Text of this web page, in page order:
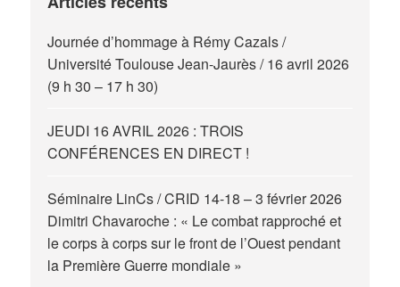
Journée d’hommage à Rémy Cazals /
Université Toulouse Jean-Jaurès / 16 avril 2026
(9 h 30 – 17 h 30)
JEUDI 16 AVRIL 2026 : TROIS
CONFÉRENCES EN DIRECT !
Séminaire LinCs / CRID 14-18 – 3 février 2026
Dimitri Chavaroche : « Le combat rapproché et
le corps à corps sur le front de l’Ouest pendant
la Première Guerre mondiale »